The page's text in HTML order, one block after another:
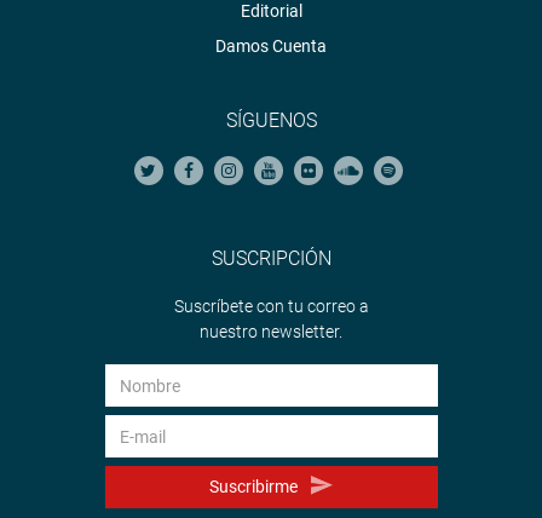
Editorial
Damos Cuenta
SÍGUENOS
SUSCRIPCIÓN
Suscríbete con tu correo a
nuestro newsletter.
Suscribirme